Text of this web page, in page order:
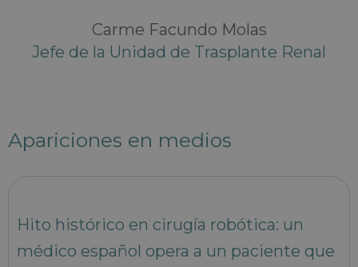
Carme Facundo Molas
Jefe de la Unidad de Trasplante Renal
Apariciones en medios
Hito histórico en cirugía robótica: un
médico español opera a un paciente que